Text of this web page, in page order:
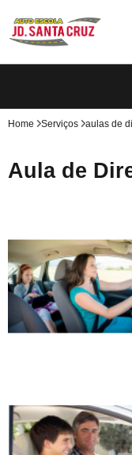
Home Serviços aulas de
Aula de